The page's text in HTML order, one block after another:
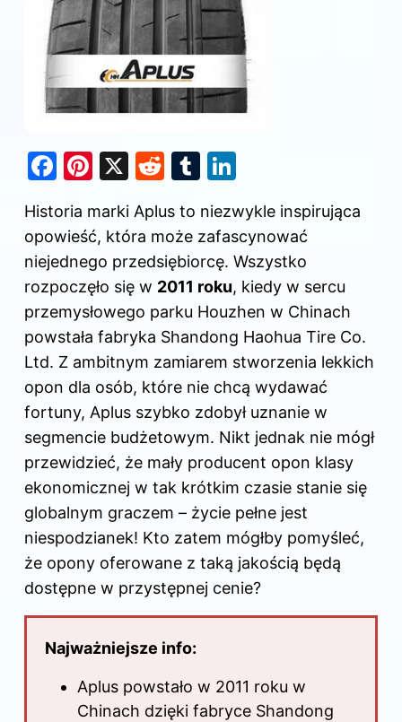
F
c
e
b
o
o
k
Pi
er
e
st
X
R
d
di
t
T
m
bl
r
k
e
dI
n
Historia marki Aplus to niezwykle inspirująca
opowieść, która może zafascynować
niejednego przedsiębiorcę. Wszystko
rozpoczęło się w 2011 roku, kiedy w sercu
przemysłowego parku Houzhen w Chinach
powstała fabryka Shandong Haohua Tire Co.
Ltd. Z ambitnym zamiarem stworzenia lekkich
opon dla osób, które nie chcą wydawać
fortuny, Aplus szybko zdobył uznanie w
segmencie budżetowym. Nikt jednak nie mógł
przewidzieć, że mały producent opon klasy
ekonomicznej w tak krótkim czasie stanie się
globalnym graczem – życie pełne jest
niespodzianek! Kto zatem mógłby pomyśleć,
że opony oferowane z taką jakością będą
dostępne w przystępnej cenie?
Najważniejsze info:
Aplus powstało w 2011 roku w
Chinach dzięki fabryce Shandong